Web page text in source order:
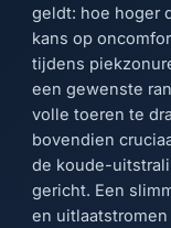
geldt: hoe hoger
kans op
tijdens
een gewenste
volle toeren te
bovendien
de koude-
gericht. Een
en